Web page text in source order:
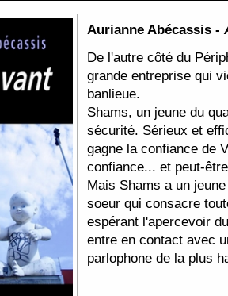
Aurianne Abécassis -
De l'autre côté du
grande entreprise qui
banlieue.
Shams, un jeune du
sécurité. Sérieux et
gagne la confiance de
confiance... et peut-
Mais Shams a un
soeur qui consacre
espérant l'apercevoir
entre en contact avec
parlophone de la plus